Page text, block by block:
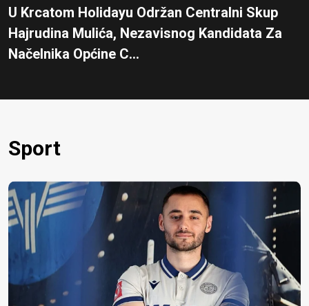
U Krcatom Holidayu Održan Centralni Skup
Hajrudina Mulića, Nezavisnog Kandidata Za
Načelnika Općine C...
Sport